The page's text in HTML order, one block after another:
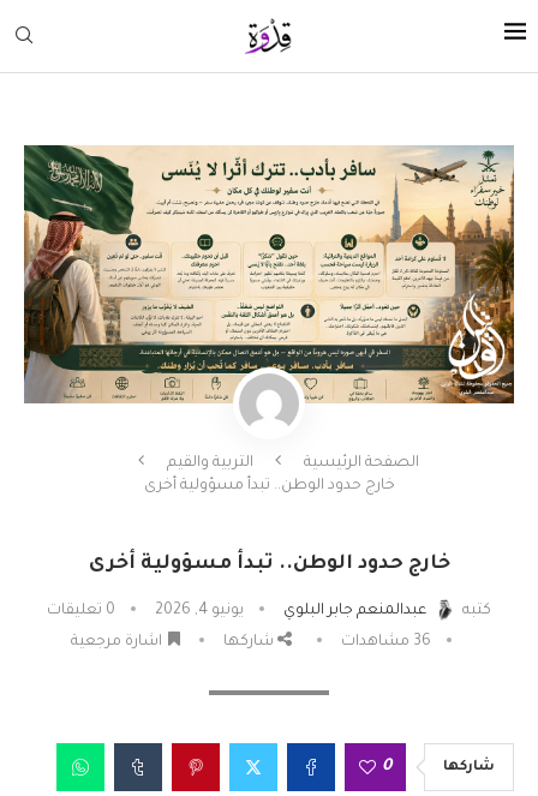
الصفحة الرئيسية
التربية والقيم
خارج حدود الوطن.. تبدأ مسؤولية أخرى
خارج حدود الوطن.. تبدأ مسؤولية أخرى
كتبه عبدالمنعم جابر البلوي يونيو 4, 2026
0 تعليقات
36 مشاهدات شاركها اشارة مرجعية
شاركها 0